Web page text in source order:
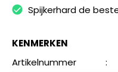
Spijkerhard de
KENMERKEN
Artikelnummer
: